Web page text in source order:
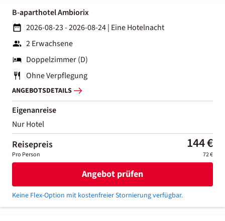
B-aparthotel Ambiorix
2026-08-23 - 2026-08-24| Eine Hotelnacht
2 Erwachsene
Doppelzimmer (D)
Ohne Verpflegung
ANGEBOTSDETAILS
Eigenanreise
Nur Hotel
Reisepreis 144 €
Pro Person 72 €
Angebot prüfen
Keine Flex-Option mit kostenfreier Stornierung verfügbar.